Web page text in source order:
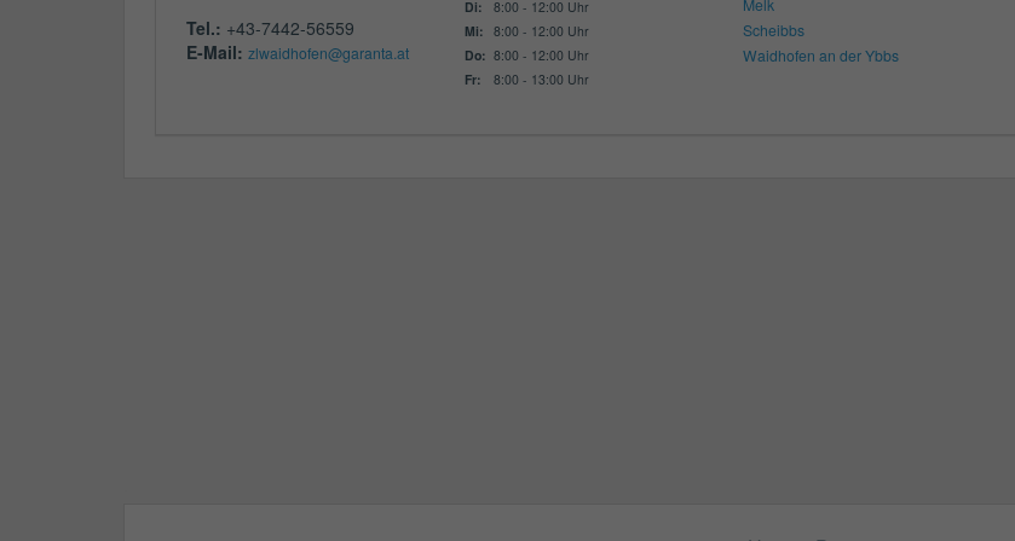
Tel.: +43-7442-56559
E-Mail: zlwaidhofen@garanta.at
Di:
8:00 - 12:00 Uhr
Mi: 8:00 - 12:00 Uhr
Do: 8:00 - 12:00 Uhr
Fr:
8:00 - 13:00 Uhr
Melk
Scheibbs
Waidhofen an der Ybbs